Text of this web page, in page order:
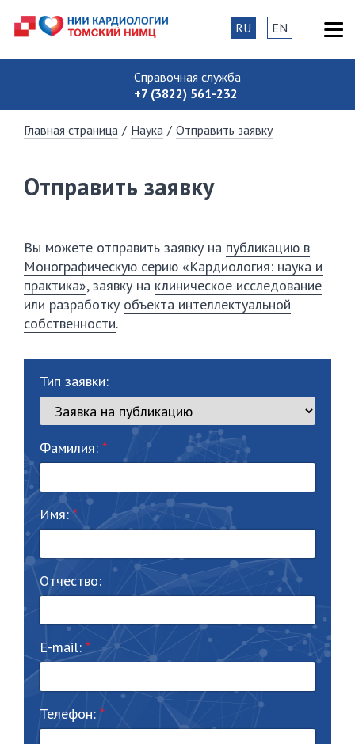
Справочная служба
+7 (3822) 561-232
RU EN
Главная страница / Наука / Отправить заявку
Отправить заявку
Вы можете отправить заявку на публикацию в
Монографическую серию «Кардиология: наука и
практика», заявку на клиническое исследование
или разработку объекта интеллектуальной
собственности.
Тип заявки:
Фамилия:
Имя:
Отчество:
E-mail:
Телефон: